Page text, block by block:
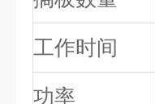
工作时间
功率